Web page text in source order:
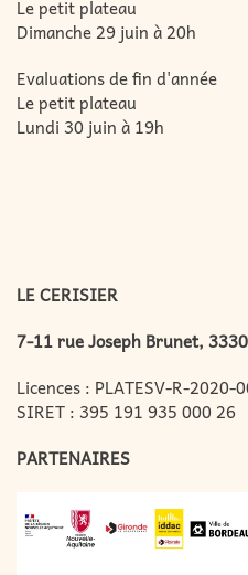
Le petit plateau
Dimanche 29 juin à 20h
Evaluations de fin d'année
Le petit plateau
Lundi 30 juin à 19h
LE CERISIER
7-11 rue Joseph Brunet,
Licences : PLATESV-R-
SIRET : 395 191 935 000 26
PARTENAIRES